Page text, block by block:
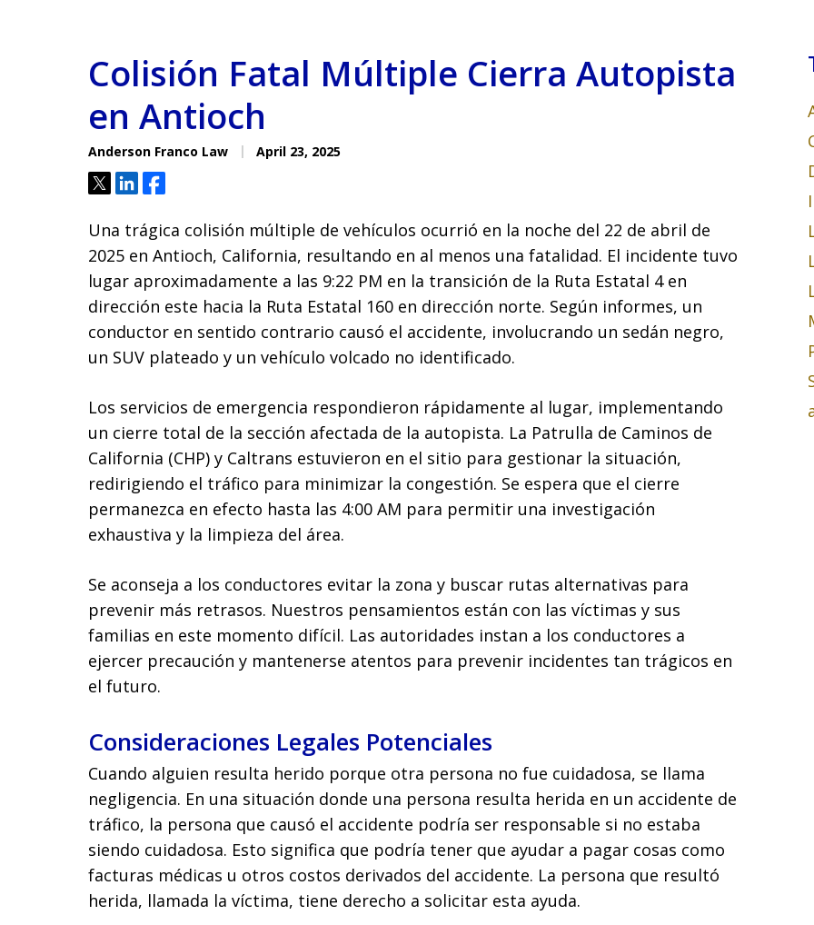
Colisión Fatal Múltiple Cierra Autopista
en Antioch
Anderson Franco Law April 23, 2025
TweetShareShare
Una trágica colisión múltiple de vehículos ocurrió en la noche del 22 de abril de
2025 en Antioch, California, resultando en al menos una fatalidad. El incidente tuvo
lugar aproximadamente a las 9:22 PM en la transición de la Ruta Estatal 4 en
dirección este hacia la Ruta Estatal 160 en dirección norte. Según informes, un
conductor en sentido contrario causó el accidente, involucrando un sedán negro,
un SUV plateado y un vehículo volcado no identificado.
Los servicios de emergencia respondieron rápidamente al lugar, implementando
un cierre total de la sección afectada de la autopista. La Patrulla de Caminos de
California (CHP) y Caltrans estuvieron en el sitio para gestionar la situación,
redirigiendo el tráfico para minimizar la congestión. Se espera que el cierre
permanezca en efecto hasta las 4:00 AM para permitir una investigación
exhaustiva y la limpieza del área.
Se aconseja a los conductores evitar la zona y buscar rutas alternativas para
prevenir más retrasos. Nuestros pensamientos están con las víctimas y sus
familias en este momento difícil. Las autoridades instan a los conductores a
ejercer precaución y mantenerse atentos para prevenir incidentes tan trágicos en
el futuro.
Consideraciones Legales Potenciales
Cuando alguien resulta herido porque otra persona no fue cuidadosa, se llama
negligencia. En una situación donde una persona resulta herida en un accidente de
tráfico, la persona que causó el accidente podría ser responsable si no estaba
siendo cuidadosa. Esto significa que podría tener que ayudar a pagar cosas como
facturas médicas u otros costos derivados del accidente. La persona que resultó
herida, llamada la víctima, tiene derecho a solicitar esta ayuda.